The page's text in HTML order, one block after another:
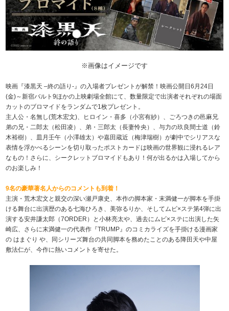
※画像はイメージです
映画『漆黒天 –終の語り-』の入場者プレゼントが解禁！映画公開日6月24日
(金)～新宿バルト9ほかの上映劇場全館にて、数量限定で出演者それぞれの場面
カットのブロマイドをランダムで1枚プレゼント。
主人公・名無し(荒木宏文)、ヒロイン・喜多（小宮有紗）、ごろつきの邑麻兄
弟の兄・二郎太（松田凌）、弟・三郎太（長妻怜央）、与力の玖良間士道（鈴
木裕樹）、皿月壬午（小澤雄太）や嘉田蔵近（梅津瑞樹）が劇中でシリアスな
表情を浮かべるシーンを切り取ったポストカードは映画の世界観に浸れるレア
なもの！さらに、シークレットブロマイドもあり！何が出るかは入場してから
のお楽しみ！
9名の豪華著名人からのコメントも到着！
主演・荒木宏文と親交の深い瀬戸康史、本作の脚本家・末満健一が脚本を手掛
ける舞台に出演歴のある七海ひろき、美弥るりか、そしてムビ×ステ第4弾に出
演する安井謙太郎（7ORDER）と小林亮太や、過去にムビ×ステに出演した矢
崎広、さらに末満健一の代表作『TRUMP』のコミカライズを手掛ける漫画家
の はまぐり や、同シリーズ舞台の共同脚本を務めたことのある降田天や中屋
敷法仁が、今作に熱いコメントを寄せた。